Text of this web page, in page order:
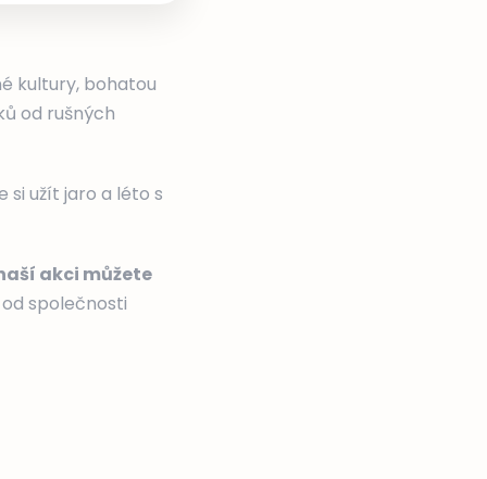
kultury, bohatou
od rušných
užít jaro a léto s
akci můžete
společnosti